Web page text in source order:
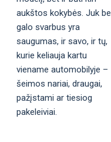
aukštos kokybės. Juk be
galo svarbus yra
saugumas, ir savo, ir tų,
kurie keliauja kartu
viename automobilyje –
šeimos nariai, draugai,
pažįstami ar tiesiog
pakeleiviai.